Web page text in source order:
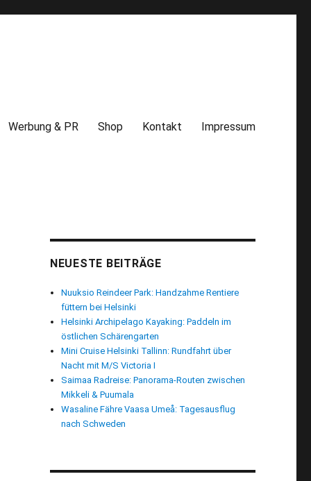
Werbung & PR Shop Kontakt Impressum
NEUESTE BEITRÄGE
Nuuksio Reindeer Park: Handzahme Rentiere
füttern bei Helsinki
Helsinki Archipelago Kayaking: Paddeln im
östlichen Schärengarten
Mini Cruise Helsinki Tallinn: Rundfahrt über
Nacht mit M/S Victoria I
Saimaa Radreise: Panorama-Routen zwischen
Mikkeli & Puumala
Wasaline Fähre Vaasa Umeå: Tagesausflug
nach Schweden